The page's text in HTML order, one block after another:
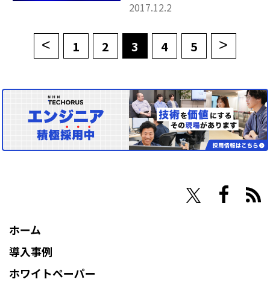
2017.12.2
< 1 2 3 4 5 >
ホーム
導入事例
ホワイトペーパー